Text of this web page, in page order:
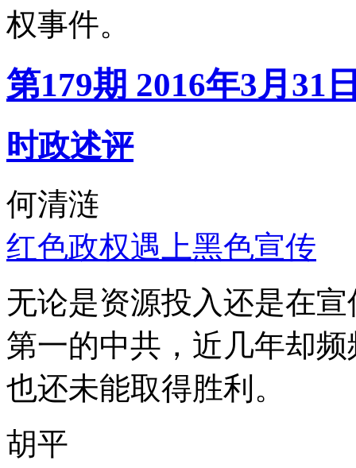
权事件。
第179期 2016年3月31
时政述评
何清涟
红色政权遇上黑色宣传
无论是资源投入还是在
第一的中共，近几年却
也还未能取得胜利。
胡平